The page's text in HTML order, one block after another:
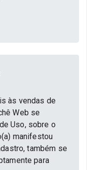
às vendas de
Web se
Uso, sobre o
manifestou
também se
para